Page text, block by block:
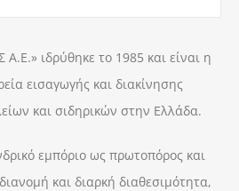
ιδρύθηκε το 1985 και είναι η
εισαγωγής και διακίνησης
και σιδηρικών στην Ελλάδα.
εμπόριο ως πρωτοπόρος και
και διαρκή διαθεσιμότητα,